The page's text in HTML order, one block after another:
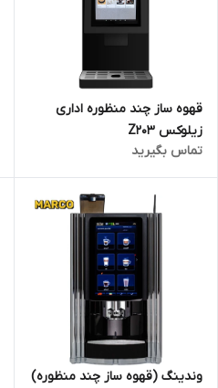
قهوه ساز چند منظوره اداری
زیلوکس Z203
تماس بگیرید
وندینگ (قهوه ساز چند منظوره)